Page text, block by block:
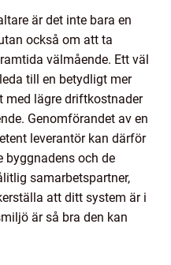
är det inte bara en
också om att ta
välmående. Ett väl
till en betydligt mer
lägre driftkostnader
Genomförandet av en
leverantör kan därför
byggnadens och de
samarbetspartner,
att ditt system är i
är så bra den kan